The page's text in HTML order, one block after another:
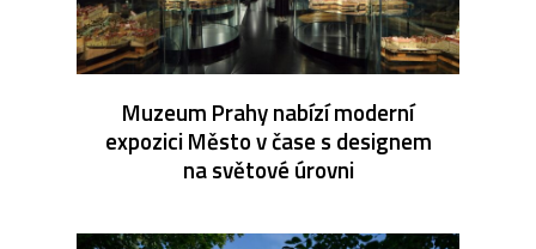
Muzeum Prahy nabízí moderní
expozici Město v čase s designem
na světové úrovni